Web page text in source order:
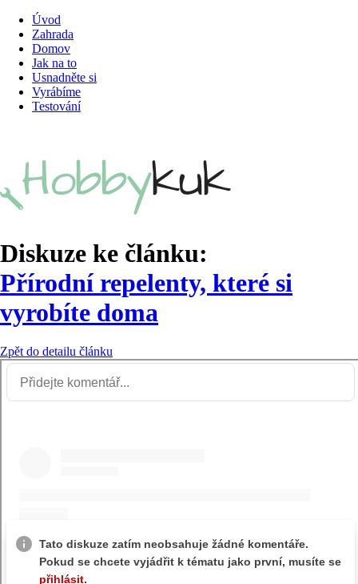
Úvod
Zahrada
Domov
Jak na to
Usnadněte si
Vyrábíme
Testování
Diskuze ke článku:
Přírodní repelenty, které si
vyrobíte doma
Zpět do detailu článku